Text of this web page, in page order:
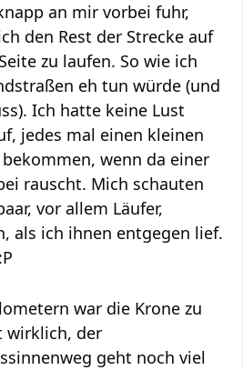
an mir vorbei fuhr,
den Rest der Strecke auf
zu laufen. So wie ich
eh tun würde (und
Ich hatte keine Lust
jedes mal einen kleinen
bekommen, wenn da einer
rauscht. Mich schauten
vor allem Läufer,
als ich ihnen entgegen lief.
war die Krone zu
wirklich, der
geht noch viel